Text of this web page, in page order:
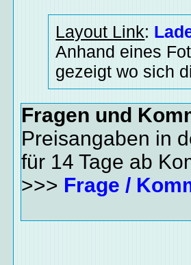
Layout Link:
Anhand eines
gezeigt wo sich
Fragen und
Preisangaben in
für 14 Tage ab
>>> Frage /